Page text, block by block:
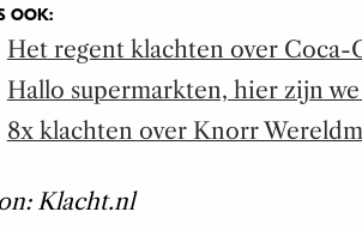
OOK:
Het regent klachten over Coca-
Hallo supermarkten, hier zijn
8x klachten over Knorr
Klacht.nl